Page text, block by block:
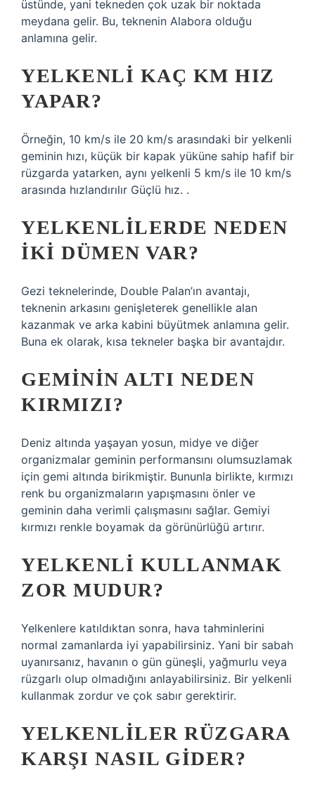
üstünde, yani tekneden çok uzak bir noktada
meydana gelir. Bu, teknenin Alabora olduğu
anlamına gelir.
YELKENLI KAÇ KM HIZ
YAPAR?
Örneğin, 10 km/s ile 20 km/s arasındaki bir yelkenli
geminin hızı, küçük bir kapak yüküne sahip hafif bir
rüzgarda yatarken, aynı yelkenli 5 km/s ile 10 km/s
arasında hızlandırılır Güçlü hız. .
YELKENLILERDE NEDEN
IKI DÜMEN VAR?
Gezi teknelerinde, Double Palan’ın avantajı,
teknenin arkasını genişleterek genellikle alan
kazanmak ve arka kabini büyütmek anlamına gelir.
Buna ek olarak, kısa tekneler başka bir avantajdır.
GEMININ ALTI NEDEN
KIRMIZI?
Deniz altında yaşayan yosun, midye ve diğer
organizmalar geminin performansını olumsuzlamak
için gemi altında birikmiştir. Bununla birlikte, kırmızı
renk bu organizmaların yapışmasını önler ve
geminin daha verimli çalışmasını sağlar. Gemiyi
kırmızı renkle boyamak da görünürlüğü artırır.
YELKENLI KULLANMAK
ZOR MUDUR?
Yelkenlere katıldıktan sonra, hava tahminlerini
normal zamanlarda iyi yapabilirsiniz. Yani bir sabah
uyanırsanız, havanın o gün güneşli, yağmurlu veya
rüzgarlı olup olmadığını anlayabilirsiniz. Bir yelkenli
kullanmak zordur ve çok sabır gerektirir.
YELKENLILER RÜZGARA
KARŞI NASIL GIDER?